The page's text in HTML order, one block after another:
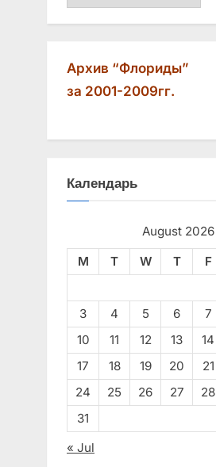
Архив “Флориды”
за 2001-2009гг.
Календарь
August 2026
M
T W T F
3
4 5 6 7
10
11 12 13 14
17
18 19 20 21
24
25 26 27 28
31
« Jul